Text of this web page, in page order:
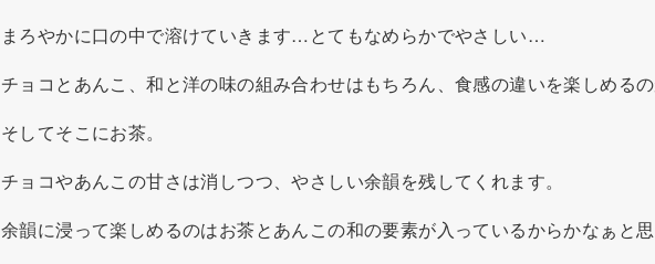
まろやかに口の中で溶けていきます…とてもなめらかでやさしい…
チョコとあんこ、和と洋の味の組み合わせはもちろん、食感の違いを楽しめる
そしてそこにお茶。
チョコやあんこの甘さは消しつつ、やさしい余韻を残してくれます。
余韻に浸って楽しめるのはお茶とあんこの和の要素が入っているからかなぁと